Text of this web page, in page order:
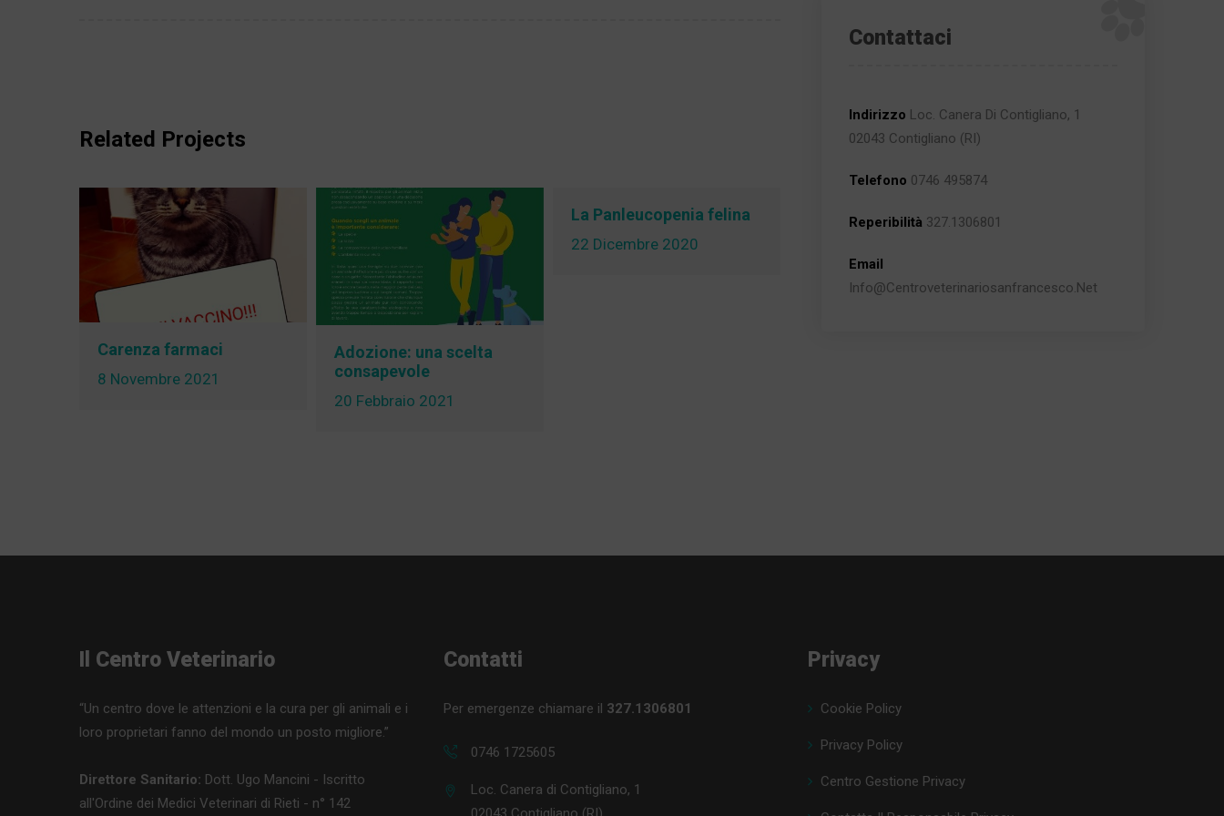
Related Projects
Carenza farmaci
8 Novembre 2021
Adozione: una scelta
consapevole
20 Febbraio 2021
La Panleucopenia felina
22 Dicembre 2020
Contattaci
Indirizzo Loc. Canera Di Contigliano, 1
02043 Contigliano (RI)
Telefono 0746 495874
Reperibilità 327.1306801
Email
Info@centroveterinariosanfrancesco.net
Il Centro Veterinario
“Un centro dove le attenzioni e la cura per gli animali e i
loro proprietari fanno del mondo un posto migliore.”
Direttore Sanitario: Dott. Ugo Mancini - Iscritto
all'Ordine dei Medici Veterinari di Rieti - n° 142
Contatti
Per emergenze chiamare il 327.1306801
0746 1725605
Loc. Canera di Contigliano, 1
Privacy
Cookie Policy
Privacy Policy
Centro Gestione Privacy